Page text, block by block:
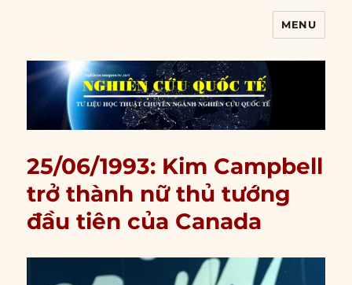
MENU
25/06/1993: Kim Campbell
trở thành nữ thủ tướng
đầu tiên của Canada